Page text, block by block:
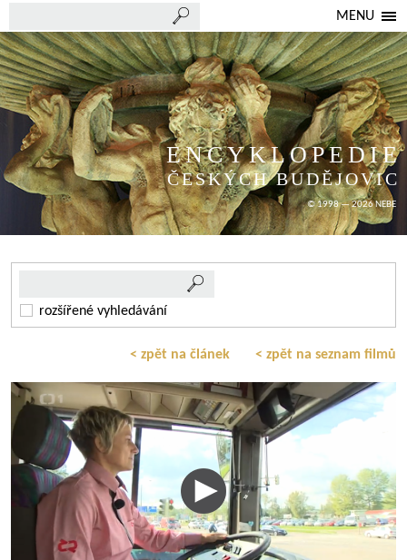
MENU
ENCYKLOPEDIE
ČESKÝCH BUDĚJOVIC
© 1998 — 2026 NEBE
rozšířené vyhledávání
< zpět na článek < zpět na seznam filmů